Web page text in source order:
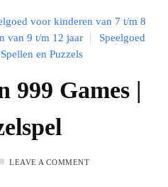
voor kinderen van 7 t/m 8
van 9 t/m 12 jaar
Speelgoed
Spellen en Puzzels
999 Games |
LEAVE A COMMENT